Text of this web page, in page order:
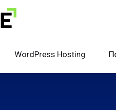
WordPress Hosting